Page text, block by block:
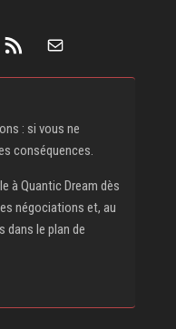
Flux RSS E-mail
: si vous ne
conséquences.
à Quantic Dream dès
négociations et, au
dans le plan de